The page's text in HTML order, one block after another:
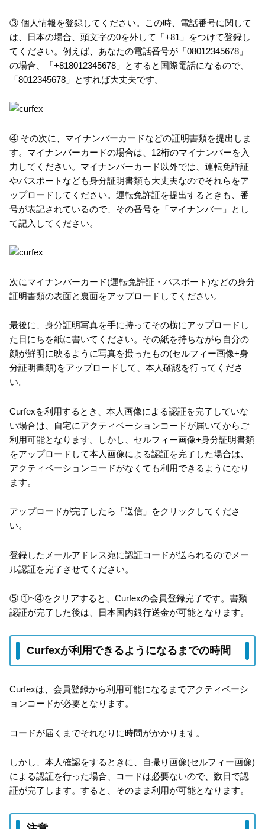
③ 個人情報を登録してください。この時、電話番号に関して
は、日本の場合、頭文字の0を外して「+81」をつけて登録し
てください。例えば、あなたの電話番号が「08012345678」
の場合、「+818012345678」とすると国際電話になるので、
「8012345678」とすれば大丈夫です。
④ その次に、マイナンバーカードなどの証明書類を提出しま
す。マイナンバーカードの場合は、12桁のマイナンバーを入
力してください。マイナンバーカード以外では、運転免許証
やパスポートなども身分証明書類も大丈夫なのでそれらをア
ップロードしてください。運転免許証を提出するときも、番
号が表記されているので、その番号を「マイナンバー」とし
て記入してください。
次にマイナンバーカード(運転免許証・パスポート)などの身分
証明書類の表面と裏面をアップロードしてください。
最後に、身分証明写真を手に持ってその横にアップロードし
た日にちを紙に書いてください。その紙を持ちながら自分の
顔が鮮明に映るように写真を撮ったもの(セルフィー画像+身
分証明書類)をアップロードして、本人確認を行ってくださ
い。
Curfexを利用するとき、本人画像による認証を完了していな
い場合は、自宅にアクティベーションコードが届いてからご
利用可能となります。しかし、セルフィー画像+身分証明書類
をアップロードして本人画像による認証を完了した場合は、
アクティベーションコードがなくても利用できるようになり
ます。
アップロードが完了したら「送信」をクリックしてくださ
い。
登録したメールアドレス宛に認証コードが送られるのでメー
ル認証を完了させてください。
⑤ ①~④をクリアすると、Curfexの会員登録完了です。書類
認証が完了した後は、日本国内銀行送金が可能となります。
Curfexが利用できるようになるまでの時間
Curfexは、会員登録から利用可能になるまでアクティベーシ
ョンコードが必要となります。
コードが届くまでそれなりに時間がかかります。
しかし、本人確認をするときに、自撮り画像(セルフィー画像)
による認証を行った場合、コードは必要ないので、数日で認
証が完了します。すると、そのまま利用が可能となります。